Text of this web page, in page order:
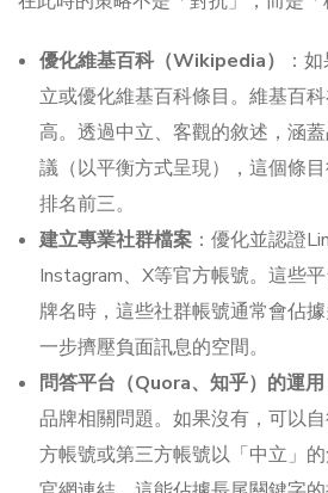
優化維基百科（Wikipedia）
：
立或優化維基百科條目。維基百
高。透過中立、客觀的敘述，涵
議（以平衡方式呈現），這個條
排名前三。
建立專業社群檔案 ：優化並認證
Instagram、X等官方帳號。這些
牌名時，這些社群帳號通常會佔
一步擠壓負面訊息的空間。
問答平台（Quora、知乎）的運用
品牌相關問題。如果沒有，可以
方帳號或第三方帳號以「中立」